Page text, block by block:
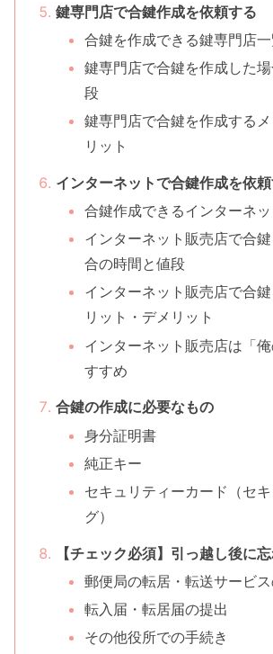
鍵専門店で合鍵作成を依頼する
合鍵を作成できる鍵専門店
鍵専門店で合鍵を作成した
段
鍵専門店で合鍵を作成する
リット
インターネットで合鍵作成を依
合鍵作成できるインターネ
インターネット販売店で合
合の時間と値段
インターネット販売店で合
リット・デメリット
インターネット販売店は「
すすめ
合鍵の作成に必要なもの
身分証明書
純正キー
セキュリティーカード（セ
グ）
【チェック必須】引っ越し後に
郵便局の転居・転送サービ
転入届・転居届の提出
その他役所での手続き